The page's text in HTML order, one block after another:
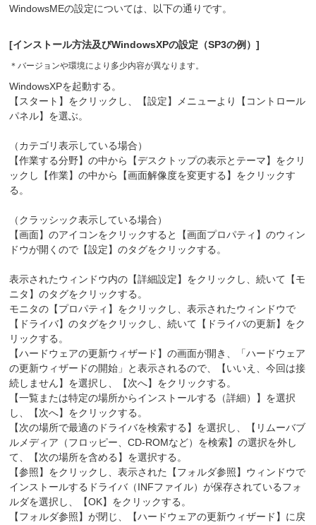
WindowsMEの設定については、以下の通りです。
[インストール方法及びWindowsXPの設定（SP3の例）]
＊ バージョンや環境により多少内容が異なります。
WindowsXPを起動する。
【スタート】をクリックし、【設定】メニューより【コントロール
パネル】を選ぶ。
（カテゴリ表示している場合）
【作業する分野】の中から【デスクトップの表示とテーマ】をクリ
ックし【作業】の中から【画面解像度を変更する】をクリックす
る。
（クラッシック表示している場合）
【画面】のアイコンをクリックすると【画面プロパティ】のウィン
ドウが開くので【設定】のタグをクリックする。
表示されたウィンドウ内の【詳細設定】をクリックし、続いて【モ
ニタ】のタグをクリックする。
モニタの【プロパティ】をクリックし、表示されたウィンドウで
【ドライバ】のタグをクリックし、続いて【ドライバの更新】をク
リックする。
【ハードウェアの更新ウィザード】の画面が開き、「ハードウェア
の更新ウィザードの開始」と表示されるので、【いいえ、今回は接
続しません】を選択し、【次へ】をクリックする。
【一覧または特定の場所からインストールする（詳細）】を選択
し、【次へ】をクリックする。
【次の場所で最適のドライバを検索する】を選択し、【リムーバブ
ルメディア（フロッピー、CD-ROMなど）を検索】の選択を外し
て、【次の場所を含める】を選択する。
【参照】をクリックし、表示された【フォルダ参照】ウィンドウで
インストールするドライバ（INFファイル）が保存されているフォ
ルダを選択し、【OK】をクリックする。
【フォルダ参照】が閉じ、【ハードウェアの更新ウィザード】に戻